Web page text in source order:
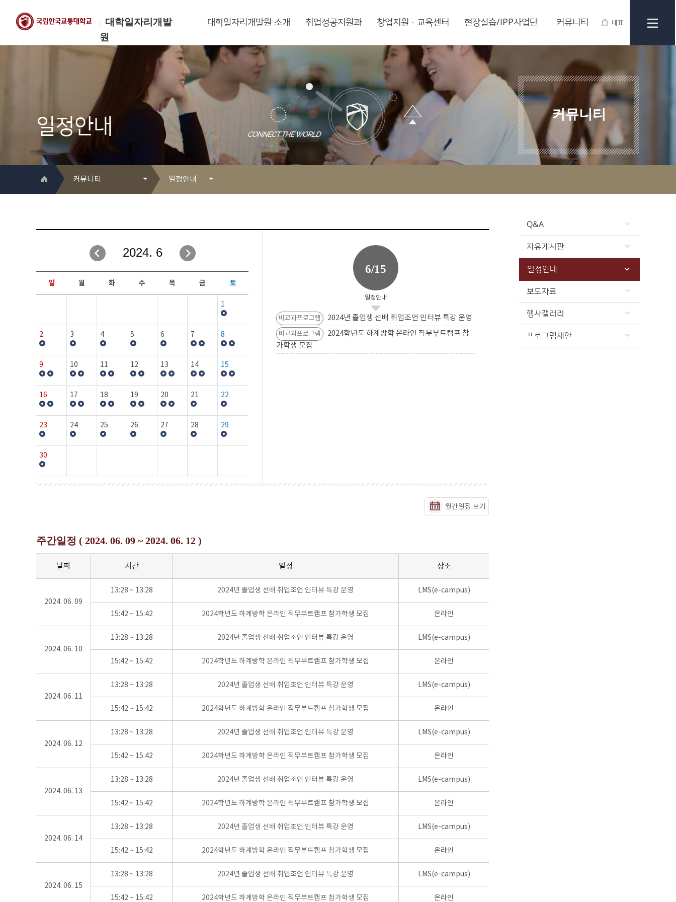
대학일자리개발
원
대표
한국교통대학교
대학일자리개발원
대학일자리개발원 소개 취업성공지원과 창업지원·교육센터 현장실습/IPP사업단 커뮤니티
일정안내
커뮤니티
커뮤니티
취업성공지원과
창업지원·교육센터
현장실습/IPP사업단
커뮤니티
일정안내
자유게시판
일정안내
보도자료
행사갤러리
Q&A
자유게시판
일정안내
보도자료
행사갤러리
프로그램제안
2024. 6
일 월 화 수 목 금 토
1
2 3 4 5 6 7 8
9 10 11 12 13 14 15
16 17 18 19 20 21 22
23 24 25 26 27 28 29
30
6/15
일정안내
비교과프로그램 2024년 졸업생 선배 취업조언 인터뷰 특강 운영
비교과프로그램
2024학년도 하계방학 온라인 직무부트캠프 참
가학생 모집
월간일정 보기
주간일정 ( 2024. 06. 09 ~ 2024. 06. 12 )
날짜 시간 일정 장소
2024. 06. 09
13:28 ~ 13:28 2024년 졸업생 선배 취업조언 인터뷰 특강 운영 LMS(e-campus)
15:42 ~ 15:42 2024학년도 하계방학 온라인 직무부트캠프 참가학생 모집 온라인
2024. 06. 10
13:28 ~ 13:28 2024년 졸업생 선배 취업조언 인터뷰 특강 운영 LMS(e-campus)
15:42 ~ 15:42 2024학년도 하계방학 온라인 직무부트캠프 참가학생 모집 온라인
2024. 06. 11
13:28 ~ 13:28 2024년 졸업생 선배 취업조언 인터뷰 특강 운영 LMS(e-campus)
15:42 ~ 15:42 2024학년도 하계방학 온라인 직무부트캠프 참가학생 모집 온라인
2024. 06. 12
13:28 ~ 13:28 2024년 졸업생 선배 취업조언 인터뷰 특강 운영 LMS(e-campus)
15:42 ~ 15:42 2024학년도 하계방학 온라인 직무부트캠프 참가학생 모집 온라인
2024. 06. 13
13:28 ~ 13:28 2024년 졸업생 선배 취업조언 인터뷰 특강 운영 LMS(e-campus)
15:42 ~ 15:42 2024학년도 하계방학 온라인 직무부트캠프 참가학생 모집 온라인
2024. 06. 14
13:28 ~ 13:28 2024년 졸업생 선배 취업조언 인터뷰 특강 운영 LMS(e-campus)
15:42 ~ 15:42 2024학년도 하계방학 온라인 직무부트캠프 참가학생 모집 온라인
2024. 06. 15
13:28 ~ 13:28 2024년 졸업생 선배 취업조언 인터뷰 특강 운영 LMS(e-campus)
15:42 ~ 15:42 2024학년도 하계방학 온라인 직무부트캠프 참가학생 모집 온라인